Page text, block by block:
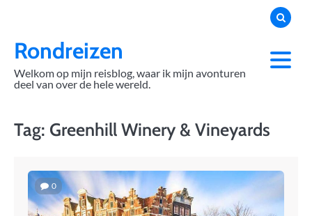
contentRondreizen
Welkom op mijn reisblog, waar ik mijn avonturen
deel van over de hele wereld.
Tag: Greenhill Winery & Vineyards
0